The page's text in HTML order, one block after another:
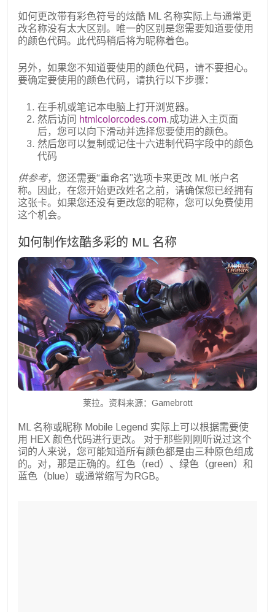
如何更改带有彩色符号的炫酷 ML 名称实际上与通常更
改名称没有太大区别。唯一的区别是您需要知道要使用
的颜色代码。此代码稍后将为昵称着色。
另外，如果您不知道要使用的颜色代码，请不要担心。
要确定要使用的颜色代码，请执行以下步骤：
在手机或笔记本电脑上打开浏览器。
然后访问
htmlcolorcodes.com.成功进入主页面
后，您可以向下滑动并选择您要使用的颜色。
然后您可以复制或记住十六进制代码字段中的颜色
代码
供参考，您还需要“重命名”选项卡来更改 ML 帐户名
称。因此，在您开始更改姓名之前，请确保您已经拥有
这张卡。如果您还没有更改您的昵称，您可以免费使用
这个机会。
如何制作炫酷多彩的 ML 名称
莱拉。资料来源：Gamebrott
ML 名称或昵称 Mobile Legend 实际上可以根据需要使
用 HEX 颜色代码进行更改。 对于那些刚刚听说过这个
词的人来说，您可能知道所有颜色都是由三种原色组成
的。对，那是正确的。红色（red）、绿色（green）和
蓝色（blue）或通常缩写为RGB。